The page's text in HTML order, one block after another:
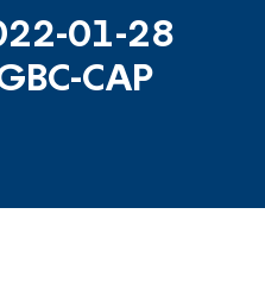
01-28
CAP